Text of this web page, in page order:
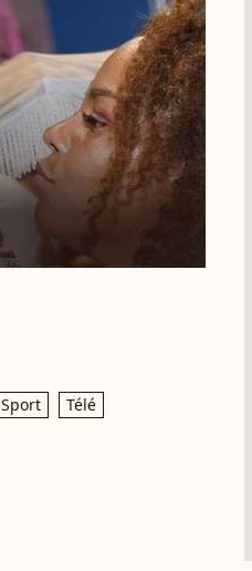
Sport Télé